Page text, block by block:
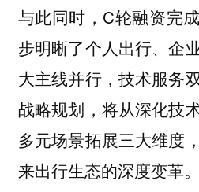
与此同时，C轮融资完
步明晰了个人出行、企
大主线并行，技术服务
战略规划，将从深化技
多元场景拓展三大维度
来出行生态的深度变革。